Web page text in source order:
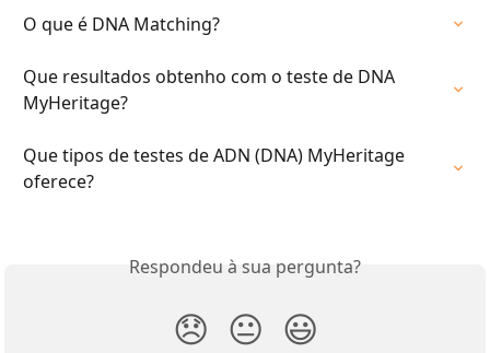
O que é DNA Matching?
Que resultados obtenho com o teste de DNA
MyHeritage?
Que tipos de testes de ADN (DNA) MyHeritage
oferece?
Respondeu à sua pergunta?
😞 😐 😃